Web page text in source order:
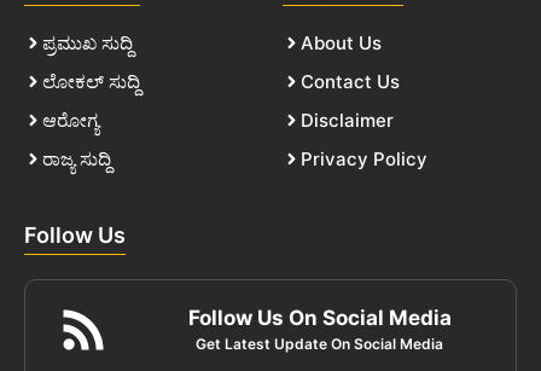
ಪ್ರಮುಖ ಸುದ್ದಿ
ಲೋಕಲ್ ಸುದ್ದಿ
ಆರೋಗ್ಯ
ರಾಜ್ಯ ಸುದ್ದಿ
About Us
Contact Us
Disclaimer
Privacy Policy
Follow Us
Follow Us On Social Media
Get Latest Update On Social Media